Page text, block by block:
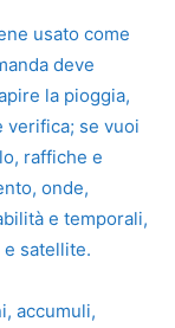
usato come
deve
la pioggia,
verifica; se vuoi
raffiche e
onde,
e temporali,
satellite.
accumuli,